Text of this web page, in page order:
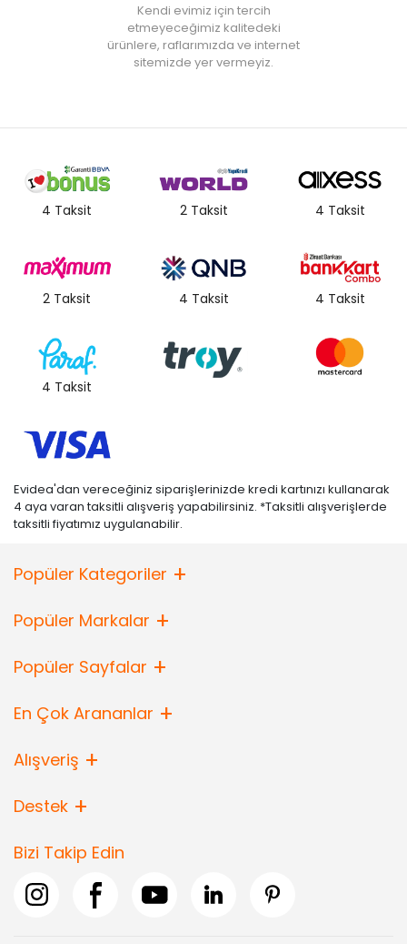
Kendi evimiz için tercih
etmeyeceğimiz kalitedeki
ürünlere, raflarımızda ve internet
sitemizde yer vermeyiz.
4 Taksit 2 Taksit 4 Taksit
2 Taksit 4 Taksit 4 Taksit
4 Taksit
Evidea'dan vereceğiniz siparişlerinizde kredi kartınızı kullanarak
4 aya varan taksitli alışveriş yapabilirsiniz. *Taksitli alışverişlerde
taksitli fiyatımız uygulanabilir.
Popüler Kategoriler
Popüler Markalar
Popüler Sayfalar
En Çok Arananlar
Alışveriş
Destek
Bizi Takip Edin